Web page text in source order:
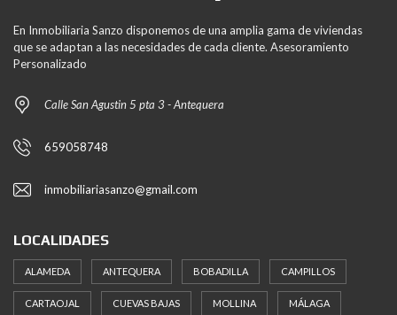
En Inmobiliaria Sanzo disponemos de una amplia gama de viviendas
que se adaptan a las necesidades de cada cliente. Asesoramiento
Personalizado
Calle San Agustin 5 pta 3 - Antequera
659058748
inmobiliariasanzo@gmail.com
LOCALIDADES
ALAMEDA ANTEQUERA BOBADILLA CAMPILLOS
CARTAOJAL CUEVAS BAJAS MOLLINA MÁLAGA